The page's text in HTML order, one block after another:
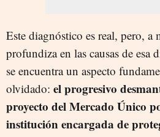
Este diagnóstico es real, pero, a
profundiza en las causas de esa
se encuentra un aspecto
olvidado: el progresivo
proyecto del Mercado Único
institución encargada de